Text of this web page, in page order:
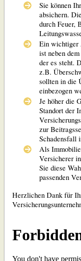
Sie können
absichern.
durch Feuer,
Ein wichtiger
ist neben
der es steht.
z.B.
sollten in die
einbezogen
Je höher die
Standort der
zur
Schadensfall
Als
Versicherer
Sie diese
passenden
Herzlichen Dank für